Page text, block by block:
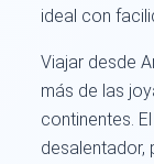
ideal con
Viajar desde
más de las
continentes.
desalentador,